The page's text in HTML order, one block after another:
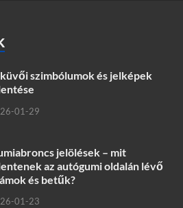
szimbólumok és jelképek
01-29
jelölések – mit
az autógumi oldalán lévő
és betűk?
01-23